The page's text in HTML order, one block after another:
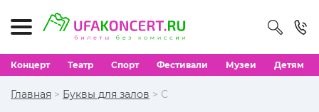
Концерт Театр Спорт Фестивали Музеи Детям
Главная > Буквы для залов > С